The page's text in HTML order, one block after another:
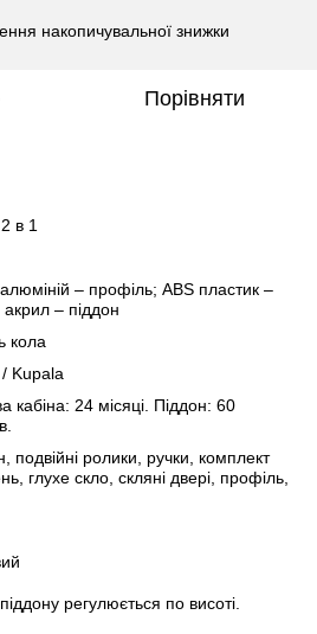
накопичувальної знижки
Порівняти
в 1
– профіль; ABS пластик –
акрил – піддон
кола
Kupala
кабіна: 24 місяці. Піддон: 60
подвійні ролики, ручки, комплект
глухе скло, скляні двері, профіль,
регулюється по висоті.